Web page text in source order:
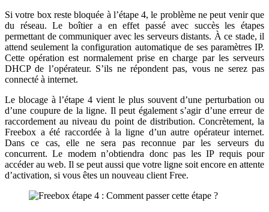
Si votre box reste bloquée à l’étape 4, le problème ne peut venir que
du réseau. Le boîtier a en effet passé avec succès les étapes
permettant de communiquer avec les serveurs distants. À ce stade, il
attend seulement la configuration automatique de ses paramètres IP.
Cette opération est normalement prise en charge par les serveurs
DHCP de l’opérateur. S’ils ne répondent pas, vous ne serez pas
connecté à internet.
Le blocage à l’étape 4 vient le plus souvent d’une perturbation ou
d’une coupure de la ligne. Il peut également s’agir d’une erreur de
raccordement au niveau du point de distribution. Concrètement, la
Freebox a été raccordée à la ligne d’un autre opérateur internet.
Dans ce cas, elle ne sera pas reconnue par les serveurs du
concurrent. Le modem n’obtiendra donc pas les IP requis pour
accéder au web. Il se peut aussi que votre ligne soit encore en attente
d’activation, si vous êtes un nouveau client Free.